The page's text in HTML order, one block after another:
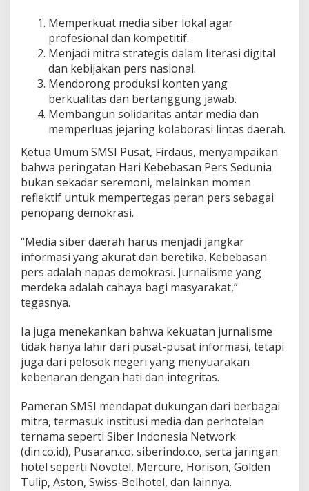
Memperkuat media siber lokal agar
profesional dan kompetitif.
Menjadi mitra strategis dalam literasi digital
dan kebijakan pers nasional.
Mendorong produksi konten yang
berkualitas dan bertanggung jawab.
Membangun solidaritas antar media dan
memperluas jejaring kolaborasi lintas daerah.
Ketua Umum SMSI Pusat, Firdaus, menyampaikan
bahwa peringatan Hari Kebebasan Pers Sedunia
bukan sekadar seremoni, melainkan momen
reflektif untuk mempertegas peran pers sebagai
penopang demokrasi.
“Media siber daerah harus menjadi jangkar
informasi yang akurat dan beretika. Kebebasan
pers adalah napas demokrasi. Jurnalisme yang
merdeka adalah cahaya bagi masyarakat,”
tegasnya.
Ia juga menekankan bahwa kekuatan jurnalisme
tidak hanya lahir dari pusat-pusat informasi, tetapi
juga dari pelosok negeri yang menyuarakan
kebenaran dengan hati dan integritas.
Pameran SMSI mendapat dukungan dari berbagai
mitra, termasuk institusi media dan perhotelan
ternama seperti Siber Indonesia Network
(din.co.id), Pusaran.co, siberindo.co, serta jaringan
hotel seperti Novotel, Mercure, Horison, Golden
Tulip, Aston, Swiss-Belhotel, dan lainnya.